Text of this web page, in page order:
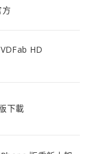
HD
下載